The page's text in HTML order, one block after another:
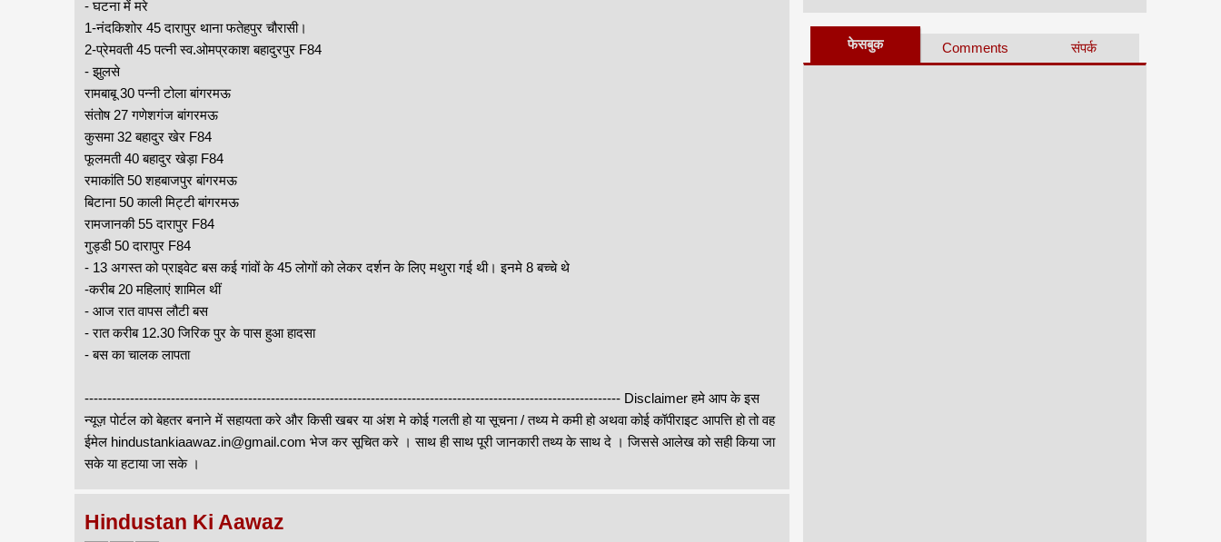
- घटना में मरे
1-नंदकिशोर 45 दारापुर थाना फतेहपुर चौरासी।
2-प्रेमवती 45 पत्नी स्व.ओमप्रकाश बहादुरपुर F84
- झुलसे
रामबाबू 30 पन्नी टोला बांगरमऊ
संतोष 27 गणेशगंज बांगरमऊ
कुसमा 32 बहादुर खेर F84
फूलमती 40 बहादुर खेड़ा F84
रमाकांति 50 शहबाजपुर बांगरमऊ
बिटाना 50 काली मिट्टी बांगरमऊ
रामजानकी 55 दारापुर F84
गुड्डी 50 दारापुर F84
- 13 अगस्त को प्राइवेट बस कई गांवों के 45 लोगों को लेकर दर्शन के लिए मथुरा गई थी। इनमे 8 बच्चे थे
-करीब 20 महिलाएं शामिल थीं
- आज रात वापस लौटी बस
- रात करीब 12.30 जिरिक पुर के पास हुआ हादसा
- बस का चालक लापता
---------------------------------------------------------------------------------------------------------------------- Disclaimer हमे आप के इस
न्यूज़ पोर्टल को बेहतर बनाने में सहायता करे और किसी खबर या अंश मे कोई गलती हो या सूचना / तथ्य मे कमी हो अथवा कोई कॉपीराइट आपत्ति हो तो वह
ईमेल hindustankiaawaz.in@gmail.com भेज कर सूचित करे । साथ ही साथ पूरी जानकारी तथ्य के साथ दे । जिससे आलेख को सही किया जा
सके या हटाया जा सके ।
Hindustan Ki Aawaz
फेसबुक Comments संपर्क